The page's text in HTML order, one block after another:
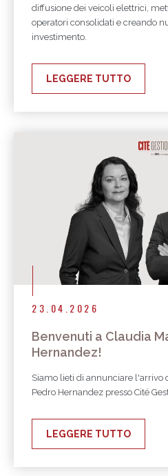
diffusione dei veicoli elettrici,
operatori consolidati e creando
investimento.
LEGGERE TUTTO
23.04.2026
Benvenuti a Claudia
Hernandez!
Siamo lieti di annunciare l'arrivo
Pedro Hernandez presso Cité
LEGGERE TUTTO